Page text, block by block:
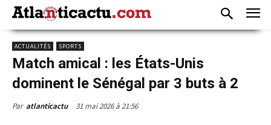
ACTUALITÉS SPORTS
Match amical : les États-Unis
dominent le Sénégal par 3 buts à 2
Par atlanticactu 31 mai 2026 à 21:56